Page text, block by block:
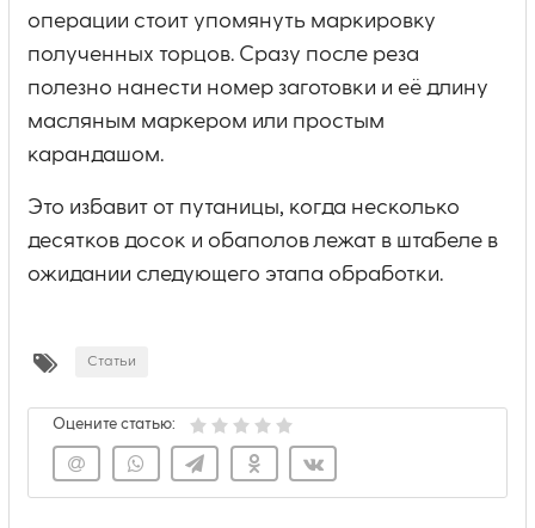
операции стоит упомянуть маркировку
полученных торцов. Сразу после реза
полезно нанести номер заготовки и её длину
масляным маркером или простым
карандашом.
Это избавит от путаницы, когда несколько
десятков досок и обаполов лежат в штабеле в
ожидании следующего этапа обработки.
Статьи
Оцените статью: